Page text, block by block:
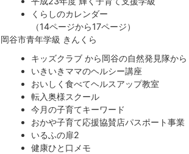
くらしのカレンダー
​​​​​​​（14ページから17ページ）
岡谷市青年学級 きんくら
キッズクラブ から岡谷の自然発見隊から
いきいきママのヘルシー講座
おいしく食べてヘルスアップ教室
転入奥様スクール
今月の子育てキーワード
おかや子育て応援協賛店パスポート事業
いるふの扉2
健康ひと口メモ